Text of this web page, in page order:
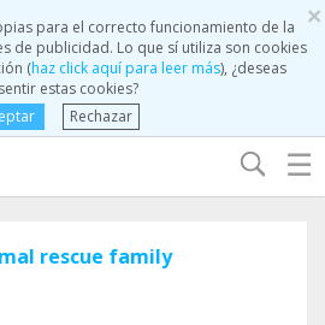
×
para el correcto funcionamiento de la
de publicidad. Lo que sí utiliza son cookies
(haz click aquí para leer más), ¿deseas
estas cookies?
Rechazar
☰
rescue family